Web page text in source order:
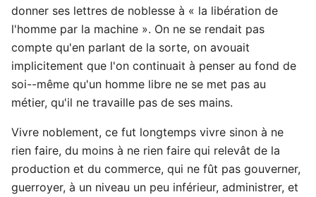
donner ses lettres de noblesse à « la libération de
l'homme par la machine ». On ne se rendait pas
compte qu'en parlant de la sorte, on avouait
implicitement que l'on continuait à penser au fond de
soi--même qu'un homme libre ne se met pas au
métier, qu'il ne travaille pas de ses mains.
Vivre noblement, ce fut longtemps vivre sinon à ne
rien faire, du moins à ne rien faire qui relevât de la
production et du commerce, qui ne fût pas gouverner,
guerroyer, à un niveau un peu inférieur, administrer, et